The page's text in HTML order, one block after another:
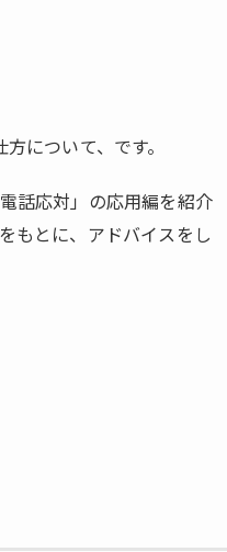
方について、です。
話応対」の応用編を紹介
もとに、アドバイスをし